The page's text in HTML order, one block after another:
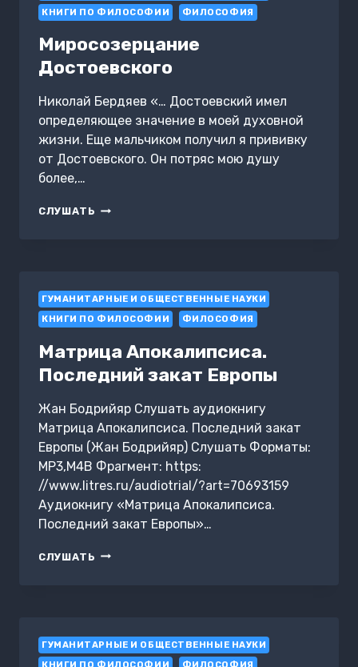
КНИГИ ПО ФИЛОСОФИИ
ФИЛОСОФИЯ
Миросозерцание
Достоевского
Николай Бердяев «… Достоевский имел
определяющее значение в моей духовной
жизни. Еще мальчиком получил я прививку
от Достоевского. Он потряс мою душу
более,…
СЛУШАТЬ МИРОСОЗЕРЦАНИЕ
ГУМАНИТАРНЫЕ И ОБЩЕСТВЕННЫЕ НАУКИ
КНИГИ ПО ФИЛОСОФИИ
ФИЛОСОФИЯ
Матрица Апокалипсиса.
Последний закат Европы
Жан Бодрийяр Слушать аудиокнигу
Матрица Апокалипсиса. Последний закат
Европы (Жан Бодрийяр) Слушать Форматы:
MP3,M4B Фрагмент: https:
//www.litres.ru/audiotrial/?art=70693159
Аудиокнигу «Матрица Апокалипсиса.
Последний закат Европы»…
СЛУШАТЬ МАТРИЦА
ГУМАНИТАРНЫЕ И ОБЩЕСТВЕННЫЕ НАУКИ
КНИГИ ПО ФИЛОСОФИИ
ФИЛОСОФИЯ